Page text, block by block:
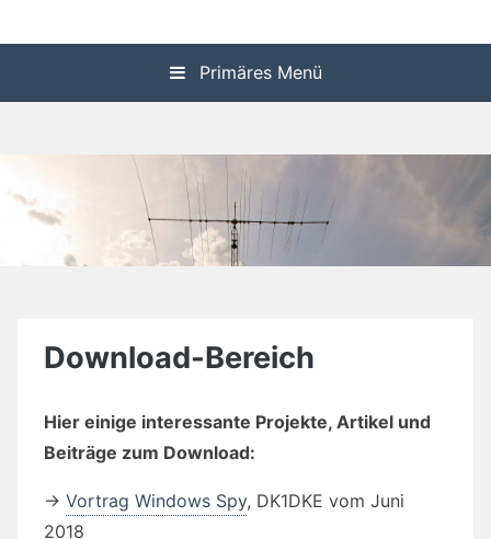
Inhalt
P24 Homepage
Primäres Menü
Download-Bereich
Hier einige interessante Projekte, Artikel und
Beiträge zum Download:
-> Vortrag Windows Spy, DK1DKE vom Juni
2018